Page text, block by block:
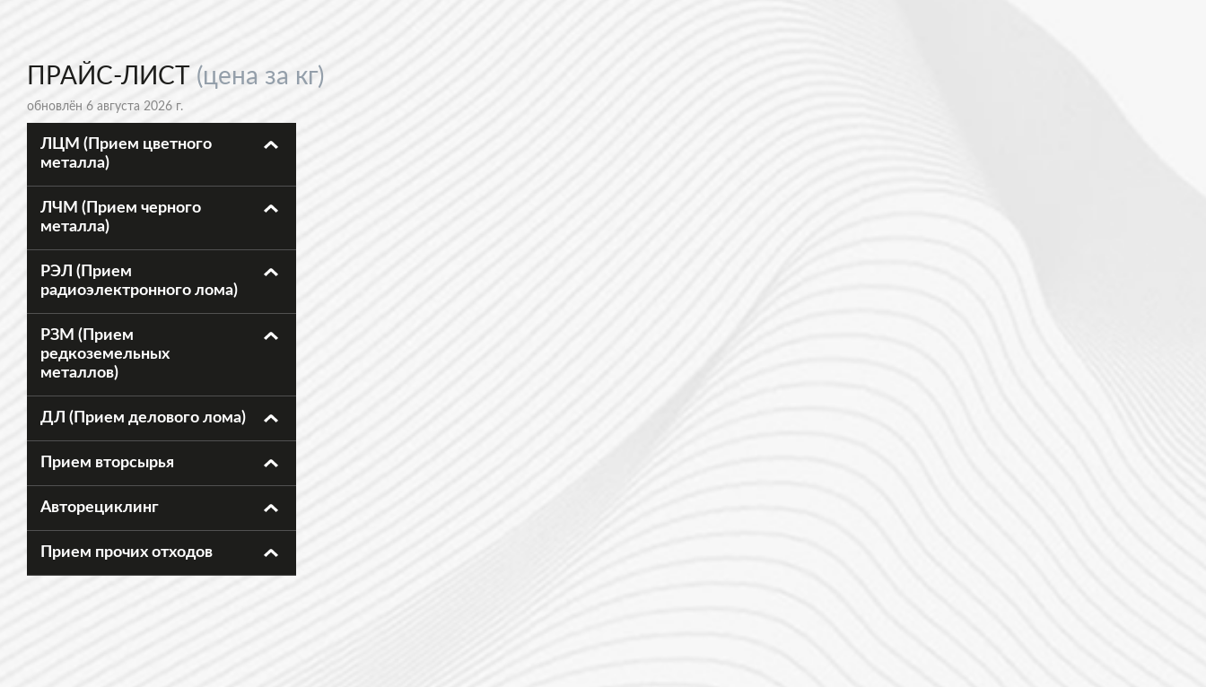
ПРАЙС-ЛИСТ (цена за кг)
обновлён 6 августа 2026 г.
ЛЦМ (Прием цветного
металла)
ЛЧМ (Прием черного
металла)
РЭЛ (Прием
радиоэлектронного лома)
РЗМ (Прием
редкоземельных
металлов)
ДЛ (Прием делового лома)
Прием вторсырья
Авторециклинг
Прием прочих отходов